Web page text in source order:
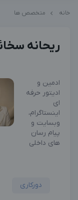
خانه متخصص ها
ریحانه
ادمین و
ادیتور حرفه
ای
اینستاگرام،
وبسایت و
پیام رسان
های داخلی
دورکاری